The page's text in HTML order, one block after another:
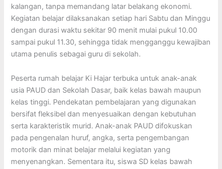
kalangan, tanpa memandang latar belakang ekonomi.
Kegiatan belajar dilaksanakan setiap hari Sabtu dan Minggu
dengan durasi waktu sekitar 90 menit mulai pukul 10.00
sampai pukul 11.30, sehingga tidak mengganggu kewajiban
utama penulis sebagai guru di sekolah.
Peserta rumah belajar Ki Hajar terbuka untuk anak-anak
usia PAUD dan Sekolah Dasar, baik kelas bawah maupun
kelas tinggi. Pendekatan pembelajaran yang digunakan
bersifat fleksibel dan menyesuaikan dengan kebutuhan
serta karakteristik murid. Anak-anak PAUD difokuskan
pada pengenalan huruf, angka, serta pengembangan
motorik dan minat belajar melalui kegiatan yang
menyenangkan. Sementara itu, siswa SD kelas bawah